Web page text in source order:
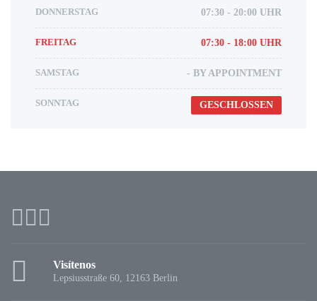
DONNERSTAG 07:30 - 20:00 UHR
FREITAG 07:30 - 18:00 UHR
SAMSTAG - BY APPOINTMENT
SONNTAG GESCHLOSSEN
Visítenos
Lepsiusstraße 60, 12163 Berlin